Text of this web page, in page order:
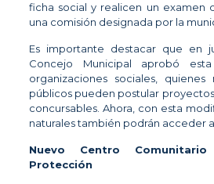
ficha social y realicen un examen
una comisión designada por la
Es importante destacar que en
Concejo Municipal aprobó
organizaciones sociales, quienes
públicos pueden postular
concursables. Ahora, con esta
naturales también podrán acceder
Nuevo Centro
Protección